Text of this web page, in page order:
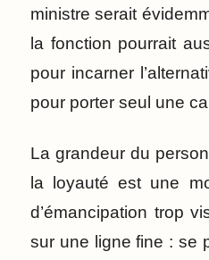
ministre serait
la fonction pourrait
pour incarner
pour porter seul une
La grandeur du
la loyauté est une
d’émancipation trop
sur une ligne fine : se